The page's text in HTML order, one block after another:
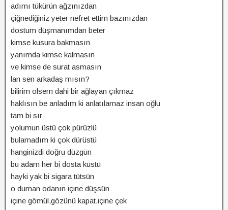
adımı tükürün ağzınızdan
çiğnediğiniz yeter nefret ettim bazınızdan
dostum düşmanımdan beter
kimse kusura bakmasın
yanımda kimse kalmasın
ve kimse de surat asmasın
lan sen arkadaş mısın?
bilirim ölsem dahi bir ağlayan çıkmaz
haklısın be anladım ki anlatılamaz insan oğlu
tam bi sır
yolumun üstü çok pürüzlü
bulamadım ki çok dürüstü
hanginizdi doğru düzgün
bu adam her bi dosta küstü
hayki yak bi sigara tütsün
o duman odanın içine düşsün
içine gömül,gözünü kapat,içine çek